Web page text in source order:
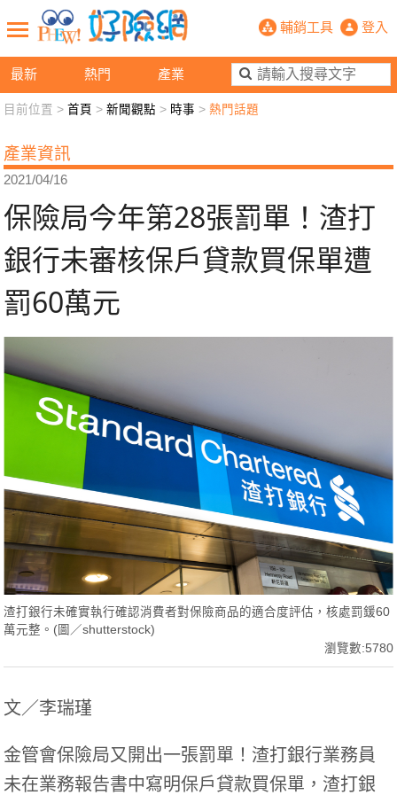
最新 熱門 產業
保險局今年第28張罰單！渣打銀
輔銷工具 登入
新聞觀點 業務交流 好險懂生活
退休先準備 好險學堂 輔銷工具 活動專區
目前位置 >首頁 >新聞觀點 > 時事 >熱門話題
產業資訊
2021/04/16
保險局今年第28張罰單！渣打
銀行未審核保戶貸款買保單遭
罰60萬元
渣打銀行未確實執行確認消費者對保險商品的適合度評估，核處罰鍰60
萬元整。(圖／shutterstock)
瀏覽數:5780
文／李瑞瑾
金管會保險局又開出一張罰單！渣打銀行業務員
未在業務報告書中寫明保戶貸款買保單，渣打銀